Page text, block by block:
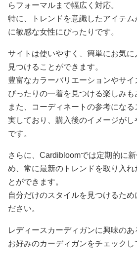
らフォーマルまで幅広く対応。
特に、トレンドを意識したアイテ
に敏感な女性にぴったりです。
サイトは使いやすく、簡単にお気
見つけることができます。
豊富なカラーバリエーションやサ
ぴったりの一着を見つける楽しみも
また、コーディネートの参考にな
実しており、購入後のイメージが
です。
さらに、Cardibloomでは定期的に
め、常に最新のトレンドを取り入れ
とができます。
自分だけのスタイルを見つけるため
ださい。
レディースカーディガンに興味の
お好みのカーディガンをチェックし